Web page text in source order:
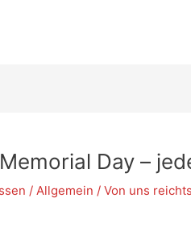
Day –
/ Allgemein / Von uns reichts